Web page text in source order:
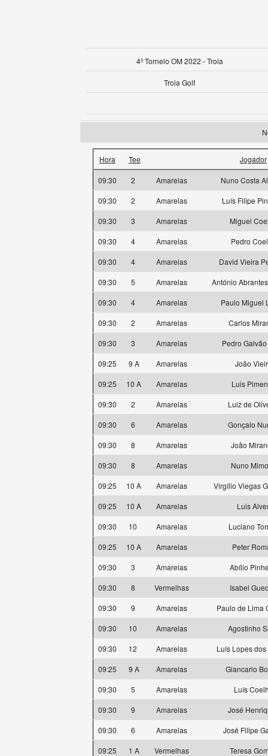
4º Torneio OM 2022 - Troia
Troia Golf
Hora Tee Jogador
09:30 2 Amarelas
Nuno Costa
09:30
2 Amarelas
Luís Filipe
09:30
3 Amarelas
Miguel
09:30
4 Amarelas
Pedro
09:30
4 Amarelas
David Vieira
09:30
5 Amarelas
António
09:30
4 Amarelas
Paulo Miguel
09:30
2 Amarelas
Carlos
09:30
3 Amarelas
Pedro
09:25
9 A Amarelas
João
09:25
10 A Amarelas
Luis
09:30
2 Amarelas
Luiz de
09:30
6 Amarelas
Gonçalo
09:30
8 Amarelas
João
09:30
8 Amarelas
Nuno
09:25
10 A Amarelas
Virgílio Viegas
09:25
10 A Amarelas
Luis
09:30
10 Amarelas
Luciano
09:25
10 A Amarelas
Peter
09:30
3 Amarelas
Abílio
09:30
8 Vermelhas
Isabel
09:30
9 Amarelas
Paulo de Lima
09:30
10 Amarelas
Agostinho
09:30
12 Amarelas
Luís Lopes dos
09:25
9 A Amarelas
Giancarlo
09:30
5 Amarelas
Luís
09:30
9 Amarelas
José
09:30
6 Amarelas
José Filipe
09:25
1 A Vermelhas
Teresa